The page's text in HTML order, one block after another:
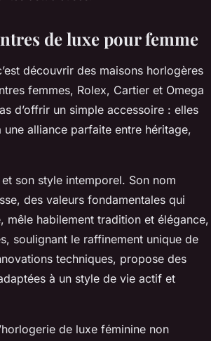
de luxe pour femme
découvrir des maisons horlogères
femmes, Rolex, Cartier et Omega
d’offrir un simple accessoire : elles
une alliance parfaite entre héritage,
son style intemporel. Son nom
des valeurs fondamentales qui
mêle habilement tradition et élégance,
soulignant le raffinement unique de
techniques, propose des
à un style de vie actif et
de luxe féminine non